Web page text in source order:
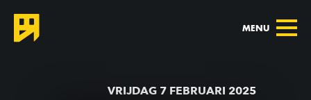
MENU
VRIJDAG 7 FEBRUARI 2025